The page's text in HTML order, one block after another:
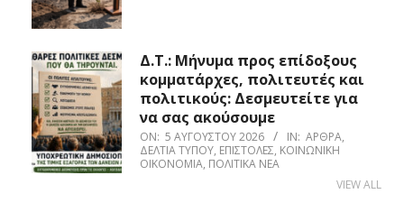
Δ.Τ.: Μήνυμα προς επίδοξους
κομματάρχες, πολιτευτές και
πολιτικούς: Δεσμευτείτε για
να σας ακούσουμε
ON: 5 ΑΥΓΟΎΣΤΟΥ 2026 IN: ΆΡΘΡΑ,
ΔΕΛΤΊΑ ΤΎΠΟΥ, ΕΠΙΣΤΟΛΈΣ, ΚΟΙΝΩΝΙΚΉ
ΟΙΚΟΝΟΜΊΑ, ΠΟΛΙΤΙΚΆ ΝΈΑ
VIEW ALL